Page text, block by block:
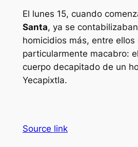
El lunes 15, cuando
Santa, ya se
homicidios más, entre ellos
particularmente macabro:
cuerpo decapitado de un
Yecapixtla.
Source link